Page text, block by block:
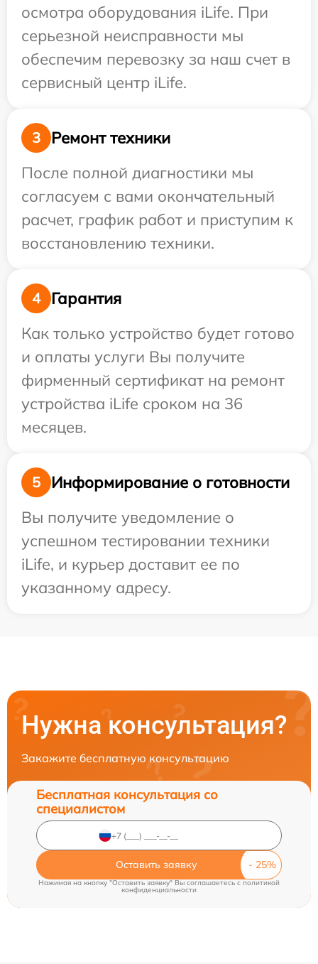
осмотра оборудования iLife. При
серьезной неисправности мы
обеспечим перевозку за наш счет в
сервисный центр iLife.
3
Ремонт техники
После полной диагностики мы
согласуем с вами окончательный
расчет, график работ и приступим к
восстановлению техники.
4
Гарантия
Как только устройство будет готово
и оплаты услуги Вы получите
фирменный сертификат на ремонт
устройства iLife сроком на 36
месяцев.
5
Информирование о готовности
Вы получите уведомление о
успешном тестировании техники
iLife, и курьер доставит ее по
указанному адресу.
Нужна консультация?
Закажите бесплатную консультацию
Бесплатная консультация со
специалистом
Оставить заявку
Нажимая на кнопку "Оставить заявку" Вы соглашаетесь c политикой
конфиденциальности